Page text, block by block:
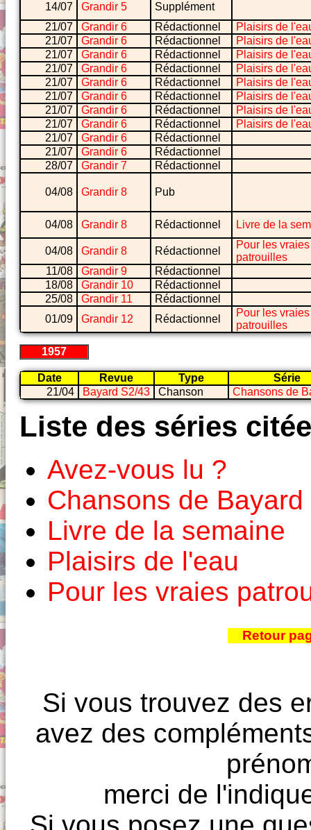
14/07 Grandir 5
Supplément
21/07
Grandir 6 Rédactionnel
Plaisirs de
21/07
Grandir 6 Rédactionnel
Plaisirs de
21/07
Grandir 6 Rédactionnel
Plaisirs de
21/07
Grandir 6 Rédactionnel
Plaisirs de
21/07
Grandir 6 Rédactionnel
Plaisirs de
21/07
Grandir 6 Rédactionnel
Plaisirs de
21/07
Grandir 6 Rédactionnel
Plaisirs de
21/07
Grandir 6 Rédactionnel
Plaisirs de
21/07
Grandir 6
Rédactionnel
21/07
Grandir 6
Rédactionnel
28/07
Grandir 7 Rédactionnel
04/08 Grandir 8 Pub
04/08 Grandir 8 Rédactionnel Livre de la
04/08 Grandir 8 Rédactionnel
Pour les vraies
patrouilles
11/08
Grandir 9
Rédactionnel
18/08
Grandir 10
Rédactionnel
25/08
Grandir 11
Rédactionnel
01/09
Grandir 12 Rédactionnel
Pour les vraies
patrouilles
1957
Date Revue Type
Série
21/04
Bayard S2/43 Chanson Chansons de
Liste des séries
Avez-vous lu ?
Chansons de Bayard
Livre de la semaine
Plaisirs de l'eau
Pour les vraies
Retour
Si vous trouvez des
avez des
merci de